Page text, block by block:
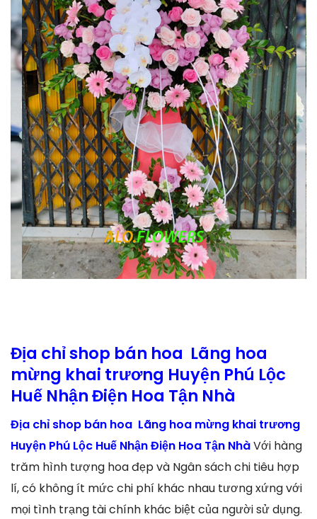
Địa chỉ shop bán hoa Lãng hoa
mừng khai trương Huyện Phú Lộc
Huế Nhận Điện Hoa Tận Nhà
Địa chỉ shop bán hoa Lãng hoa mừng khai trương
Huyện Phú Lộc Huế Nhận Điện Hoa Tận NhàVới hàng
trăm hình tượng hoa đẹp và Ngân sách chi tiêu hợp
lí, có không ít mức chi phí khác nhau tương xứng với
mọi tình trạng tài chính khác biệt của người sử dụng.